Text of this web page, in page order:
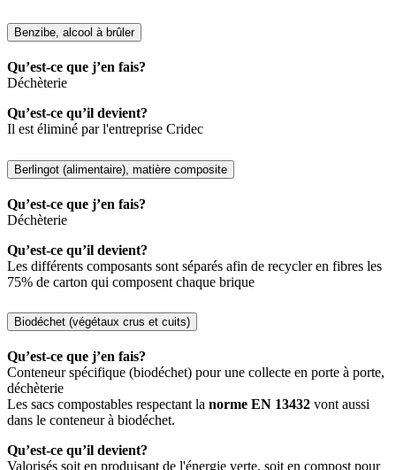
Benzibe, alcool à brûler
Qu’est-ce que j’en fais?
Déchèterie
Qu’est-ce qu’il devient?
Il est éliminé par l'entreprise Cridec
Berlingot (alimentaire), matière composite
Qu’est-ce que j’en fais?
Déchèterie
Qu’est-ce qu’il devient?
Les différents composants sont séparés afin de recycler en fibres les
75% de carton qui composent chaque brique
Biodéchet (végétaux crus et cuits)
Qu’est-ce que j’en fais?
Conteneur spécifique (biodéchet) pour une collecte en porte à porte,
déchèterie
Les sacs compostables respectant la norme EN 13432 vont aussi
dans le conteneur à biodéchet.
Qu’est-ce qu’il devient?
Valorisés soit en produisant de l'énergie verte, soit en compost pour